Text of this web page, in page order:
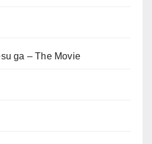
ga – The Movie